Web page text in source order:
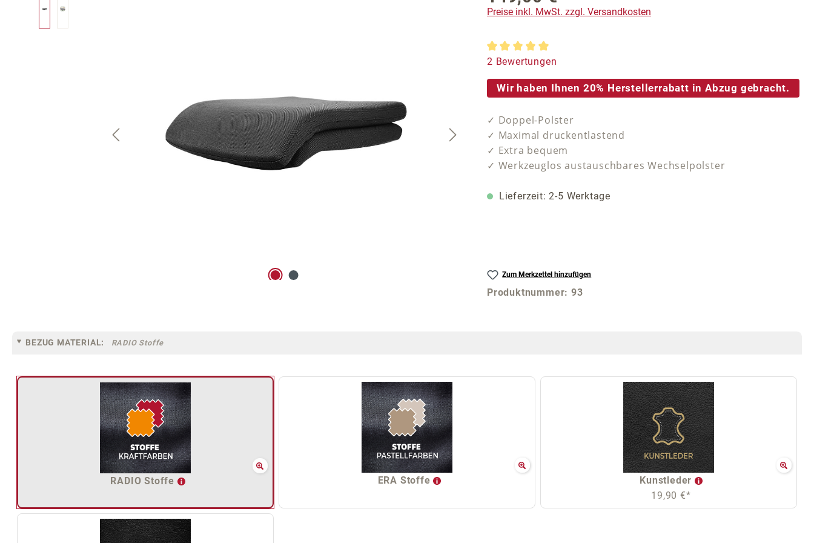
Preise inkl. MwSt. zzgl. Versandkosten
Durchschnittliche Bewertung von 5 von 5 Sternen
2 Bewertungen
Wir haben Ihnen 20% Herstellerrabatt in Abzug gebracht.
✓ Doppel-Polster
✓ Maximal druckentlastend
✓ Extra bequem
✓ Werkzeuglos austauschbares Wechselpolster
Lieferzeit: 2-5 Werktage
Zum Merkzettel hinzufügen
Produktnummer:93
BEZUG MATERIAL: RADIO Stoffe
RADIO Stoffe ERA Stoffe
Kunstleder
19,90 €*